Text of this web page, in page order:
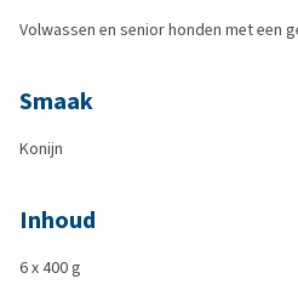
Volwassen en senior honden met een
Smaak
Konijn
Inhoud
6 x 400 g